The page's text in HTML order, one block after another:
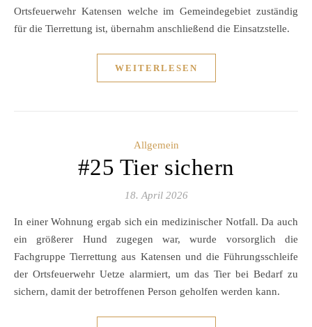
Ortsfeuerwehr Katensen welche im Gemeindegebiet zuständig
für die Tierrettung ist, übernahm anschließend die Einsatzstelle.
WEITERLESEN
Allgemein
#25 Tier sichern
18. April 2026
In einer Wohnung ergab sich ein medizinischer Notfall. Da auch
ein größerer Hund zugegen war, wurde vorsorglich die
Fachgruppe Tierrettung aus Katensen und die Führungsschleife
der Ortsfeuerwehr Uetze alarmiert, um das Tier bei Bedarf zu
sichern, damit der betroffenen Person geholfen werden kann.